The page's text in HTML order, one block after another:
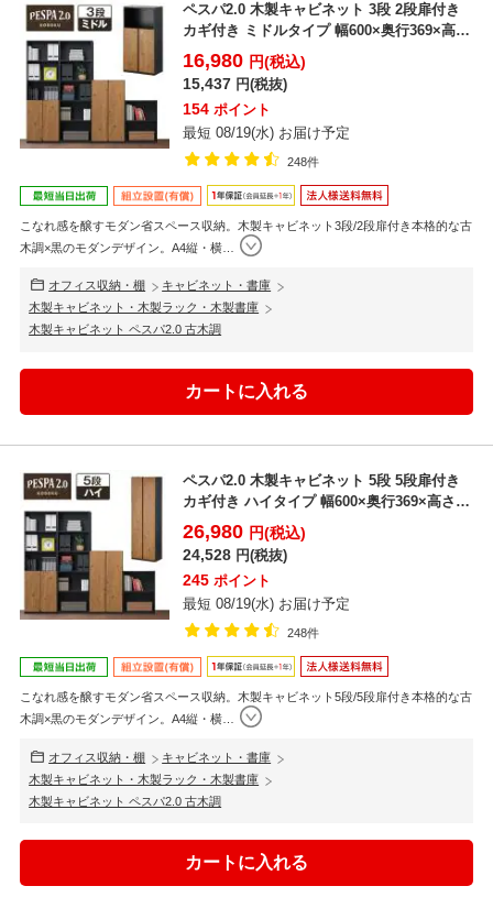
ペスパ2.0 木製キャビネット 3段 2段扉付き
カギ付き ミドルタイプ 幅600×奥行369×高
さ...
16,980 円(税込)
15,437 円(税抜)
154 ポイント
最短 08/19(水) お届け予定
248件
こなれ感を醸すモダン省スペース収納。木製キャビネット3段/2段扉付き本格的な古
木調×黒のモダンデザイン。A4縦・横…
オフィス収納・棚
キャビネット・書庫
木製キャビネット・木製ラック・木製書庫
木製キャビネット ペスパ2.0 古木調
ペスパ2.0 木製キャビネット 5段 5段扉付き
カギ付き ハイタイプ 幅600×奥行369×高さ
1...
26,980 円(税込)
24,528 円(税抜)
245 ポイント
最短 08/19(水) お届け予定
248件
こなれ感を醸すモダン省スペース収納。木製キャビネット5段/5段扉付き本格的な古
木調×黒のモダンデザイン。A4縦・横…
オフィス収納・棚
キャビネット・書庫
木製キャビネット・木製ラック・木製書庫
木製キャビネット ペスパ2.0 古木調